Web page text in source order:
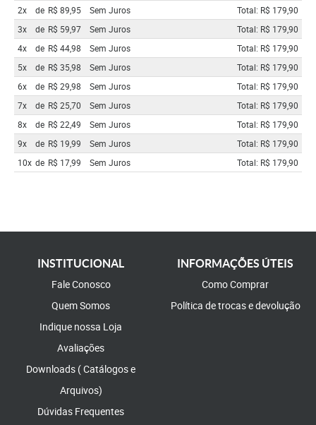
2x
de R$ 89,95 Sem Juros
Total: R$ 179,90
3x
de R$ 59,97 Sem Juros
Total: R$ 179,90
4x
de R$ 44,98 Sem Juros
Total: R$ 179,90
5x
de R$ 35,98 Sem Juros
Total: R$ 179,90
6x
de R$ 29,98 Sem Juros
Total: R$ 179,90
7x
de R$ 25,70 Sem Juros
Total: R$ 179,90
8x
de R$ 22,49 Sem Juros
Total: R$ 179,90
9x
de R$ 19,99 Sem Juros
Total: R$ 179,90
10x de R$ 17,99 Sem Juros Total: R$ 179,90
INSTITUCIONAL
Fale Conosco
Quem Somos
Indique nossa Loja
Avaliações
Downloads ( Catálogos e
Arquivos)
Dúvidas Frequentes
INFORMAÇÕES ÚTEIS
Como Comprar
Política de trocas e devolução